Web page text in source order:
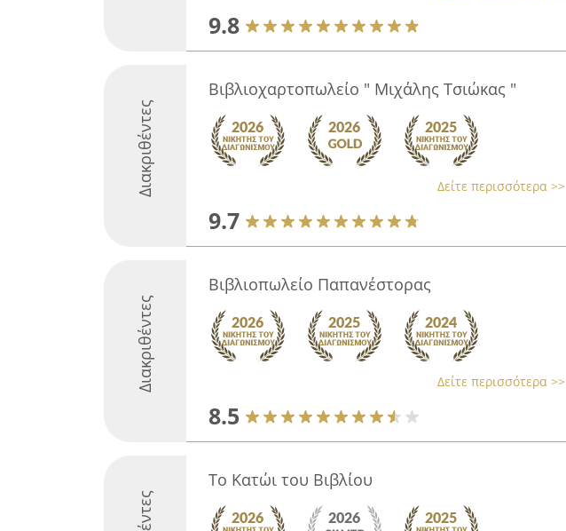
9.8
Διακριθέντες
Βιβλιοχαρτοπωλείο " Μιχάλης Τσιώκας "
Δείτε περισσότερα >>
9.7
Διακριθέντες
Βιβλιοπωλείο Παπανέστορας
Δείτε περισσότερα >>
8.5
Το Κατώι του Βιβλίου